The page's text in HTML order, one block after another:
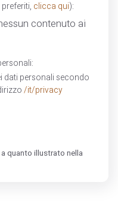
clicca qui):
contenuto ai
dati personali secondo
/it/privacy
quanto illustrato nella